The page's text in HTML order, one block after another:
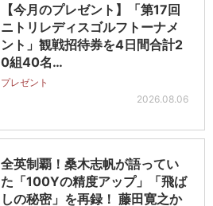
【今月のプレゼント】「第17回
ニトリレディスゴルフトーナメ
ント」観戦招待券を4日間合計2
0組40名…
プレゼント
2026.08.06
全英制覇！桑木志帆が語ってい
た「100Yの精度アップ」「飛ば
しの秘密」を再録！ 藤田寛之か